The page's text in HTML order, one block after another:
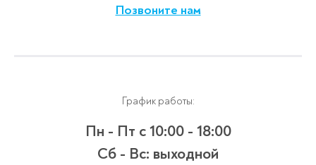
Позвоните нам
График работы:
Пн - Пт с 10:00 - 18:00
Сб - Вс: выходной